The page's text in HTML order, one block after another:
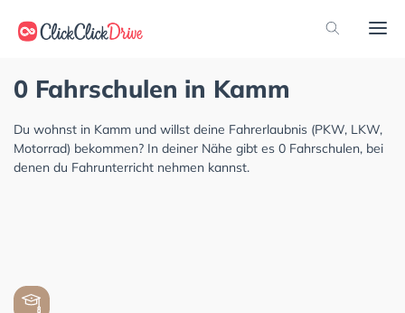
0 Fahrschulen in Kamm
Du wohnst in Kamm und willst deine Fahrerlaubnis (PKW, LKW,
Motorrad) bekommen? In deiner Nähe gibt es 0 Fahrschulen, bei
denen du Fahrunterricht nehmen kannst.